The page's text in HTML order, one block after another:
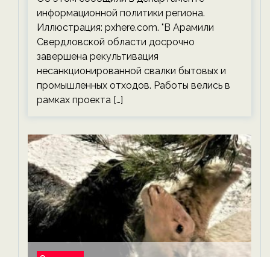
информационной политики региона.
Иллюстрация: pxhere.com. "В Арамили
Свердловской области досрочно
завершена рекультивация
несанкционированной свалки бытовых и
промышленных отходов. Работы велись в
рамках проекта […]